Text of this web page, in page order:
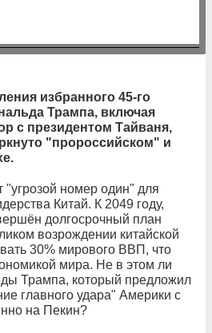
избранного 45-го
Трампа, включая
с президентом Тайваня,
"пророссийском" и
номер один" для
Китай. К 2049 году,
долгосрочный план
возрождении китайской
30% мирового ВВП, что
мира. Не в этом ли
Трампа, который предложил
главного удара" Америки с
на Пекин?